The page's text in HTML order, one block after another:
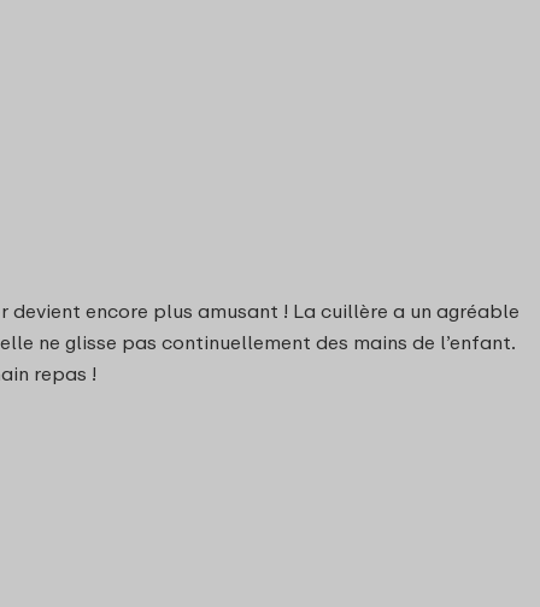
encore plus amusant ! La cuillère a un agréable
ne glisse pas continuellement des mains de l’enfant.
repas !